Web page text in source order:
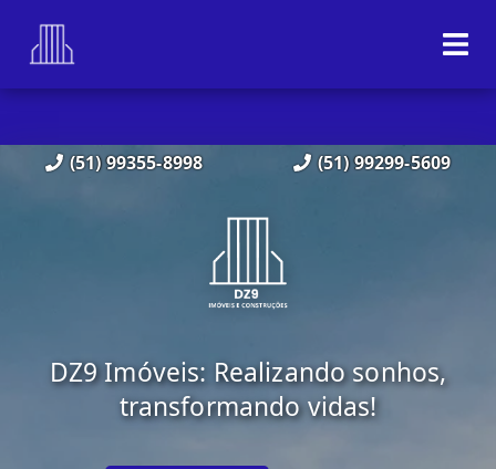
(51) 99355-8998 (51) 99299-5609
DZ9 Imóveis: Realizando sonhos,
transformando vidas!